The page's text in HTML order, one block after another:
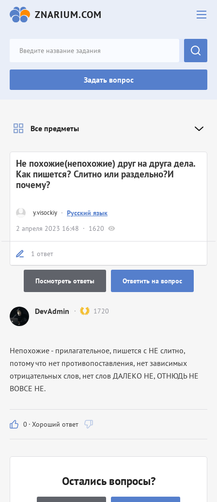
ZNARIUM.COM
Задать вопрос
y.visockiy · Русский язык
2 апреля 2023 16:48
1620
Не похожие(непохожие) друг на друга дела.
Как пишется? Слитно или раздельно?И
почему?
1 ответ
Посмотреть ответы Ответить на вопрос
DevAdmin 1720
Непохожие - прилагательное, пишется с НЕ слитно,
потому что нет противопоставления, нет зависимых
отрицательных слов, нет слов ДАЛЕКО НЕ, ОТНЮДЬ НЕ
ВОВСЕ НЕ.
0 · Хороший ответ
Остались вопросы?
Все предметы